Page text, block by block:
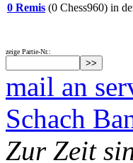
0 Remis (0 Chess960) in
zeige Partie-Nr.:
mail an
Schach
Zur Zeit